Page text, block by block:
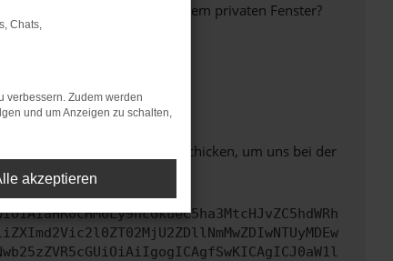
anderen Browser oder in einem privaten Fenster?
unterstützt werden.
kannst uns diesen Text schicken, um uns bei der
Chats,
verbessern. Zudem werden
und um Anzeigen zu schalten,
akzeptieren